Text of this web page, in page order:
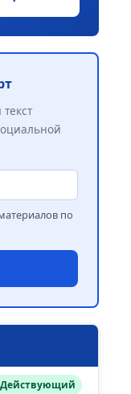
по
Действующий